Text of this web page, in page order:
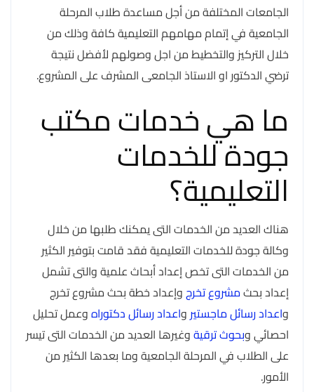
الجامعات المختلفة من أجل مساعدة طلاب المرحلة
الجامعية في إتمام مهامهم التعليمية كافة وذلك من
خلال التركيز والتخطيط من اجل وصولهم لأفضل نتيجة
ترضي الدكتور او الاستاذ الجامعى المشرف على المشروع.
ما هي خدمات مكتب
جودة للخدمات
التعليمية؟
هناك العديد من الخدمات التى يمكنك طلبها من خلال
وكالة جودة للخدمات التعليمية فقد قامت بتوفير الكثير
من الخدمات التى تخص إعداد أبحاث علمية والتى تشمل
إعداد بحثمشروع تخرجوإعداد خطة بحث مشروع تخرج
واعداد رسائل ماجستير واعداد رسائل دكتوراهوعمل تحليل
احصائي وبحوث ترقيةوغيرها العديد من الخدمات التى تيسر
على الطلاب في المرحلة الجامعية وما بعدها الكثير من
الأمور.